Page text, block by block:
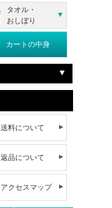
タオル・
おしぼり
カートの中身
送料について
返品について
アクセスマップ